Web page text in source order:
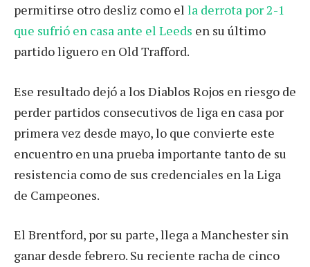
permitirse otro desliz como el la derrota por 2-1
que sufrió en casa ante el Leeds en su último
partido liguero en Old Trafford.
Ese resultado dejó a los Diablos Rojos en riesgo de
perder partidos consecutivos de liga en casa por
primera vez desde mayo, lo que convierte este
encuentro en una prueba importante tanto de su
resistencia como de sus credenciales en la Liga
de Campeones.
El Brentford, por su parte, llega a Manchester sin
ganar desde febrero. Su reciente racha de cinco